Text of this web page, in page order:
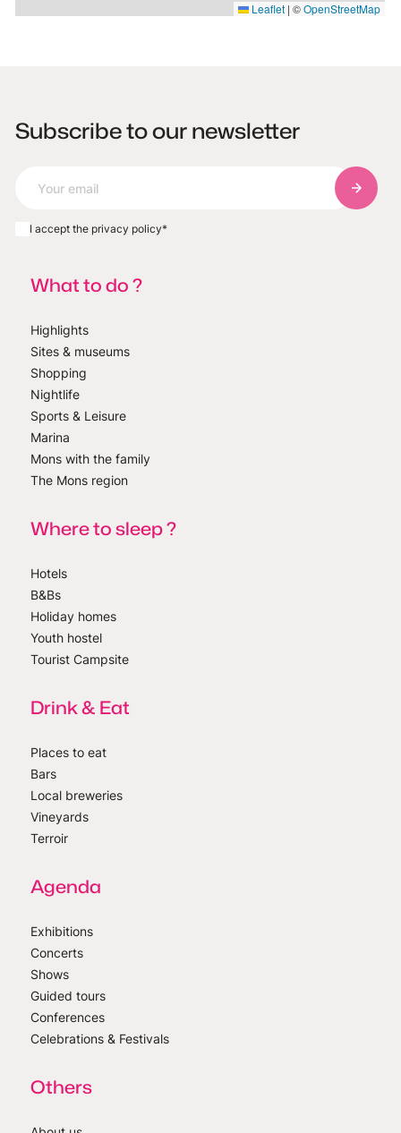
Leaflet | ©OpenStreetMap
Subscribe to our newsletter
I accept the privacy policy*
What to do ?
Highlights
Sites & museums
Shopping
Nightlife
Sports & Leisure
Marina
Mons with the family
The Mons region
Where to sleep ?
Hotels
B&Bs
Holiday homes
Youth hostel
Tourist Campsite
Drink & Eat
Places to eat
Bars
Local breweries
Vineyards
Terroir
Agenda
Exhibitions
Concerts
Shows
Guided tours
Conferences
Celebrations & Festivals
Others